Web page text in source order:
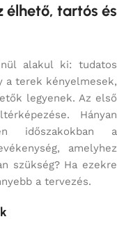
tartós és
alakul ki: tudatos
a terek kényelmesek,
legyenek. Az első
Hányan
időszakokban a
amelyhez
szükség? Ha ezekre
a tervezés.